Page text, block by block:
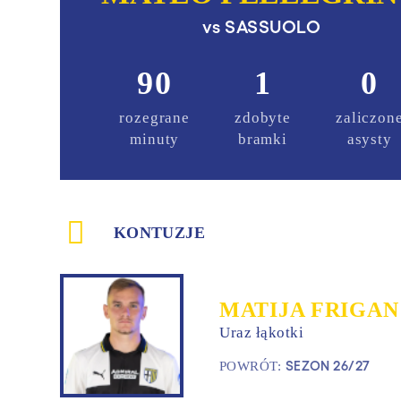
vs SASSUOLO
90
rozegrane
minuty
1
zdobyte
bramki
0
asysty
KONTUZJE
MATIJA FRIGAN
Uraz łąkotki
POWRÓT: SEZON 26/27